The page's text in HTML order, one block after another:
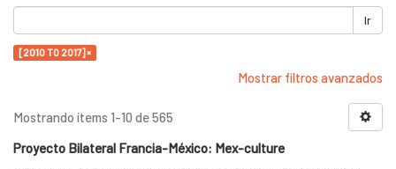
Ir
[2010 TO 2017] ×
Mostrar filtros avanzados
Mostrando ítems 1-10 de 565
Proyecto Bilateral Francia-México: Mex-culture